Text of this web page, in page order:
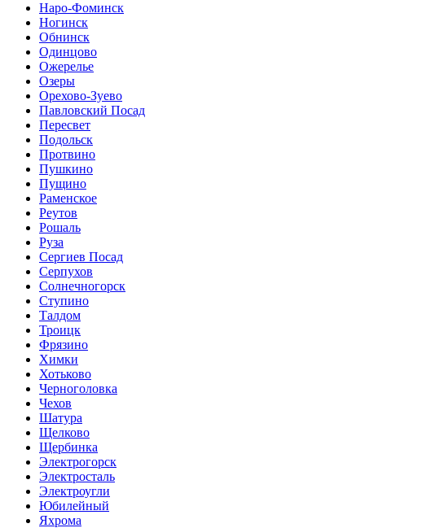
Наро-Фоминск
Ногинск
Обнинск
Одинцово
Ожерелье
Озеры
Орехово-Зуево
Павловский Посад
Пересвет
Подольск
Протвино
Пушкино
Пущино
Раменское
Реутов
Рошаль
Руза
Сергиев Посад
Серпухов
Солнечногорск
Ступино
Талдом
Троицк
Фрязино
Химки
Хотьково
Черноголовка
Чехов
Шатура
Щелково
Щербинка
Электрогорск
Электросталь
Электроугли
Юбилейный
Яхрома